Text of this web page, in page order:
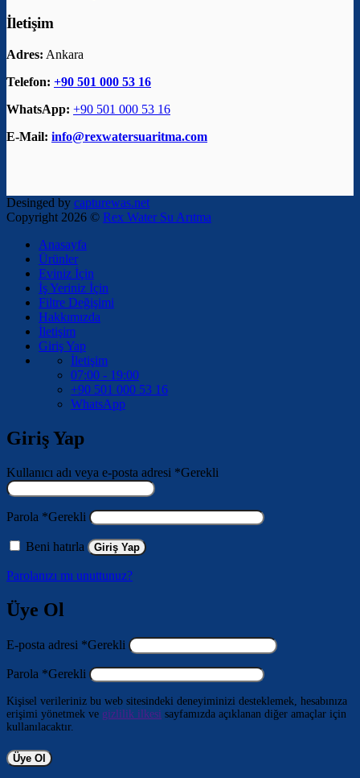
İletişim
Adres: Ankara
Telefon: +90 501 000 53 16
WhatsApp: +90 501 000 53 16
E-Mail: info@rexwatersuaritma.com
Desinged by capturewas.net
Copyright 2026 © Rex Water Su Arıtma
Anasayfa
Ürünler
Eviniz İçin
İş Yeriniz İçin
Filtre Değişimi
Hakkımızda
İletişim
Giriş Yap
İletişim
07:00 - 19:00
+90 501 000 53 16
WhatsApp
Giriş Yap
Kullanıcı adı veya e-posta adresi *Gerekli
Parola *Gerekli
Beni hatırla Giriş Yap
Parolanızı mı unuttunuz?
Üye Ol
E-posta adresi *Gerekli
Parola *Gerekli
Kişisel verileriniz bu web sitesindeki deneyiminizi desteklemek, hesabınıza
erişimi yönetmek ve gizlilik ilkesi sayfamızda açıklanan diğer amaçlar için
kullanılacaktır.
Üye Ol